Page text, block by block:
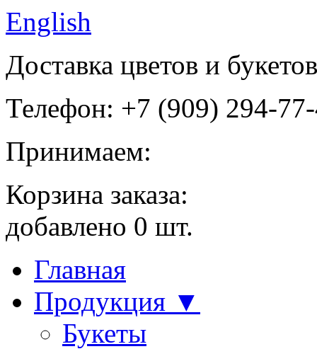
English
Доставка цветов и
Телефон: +7 (909) 294-
Принимаем:
Корзина заказа:
добавлено 0 шт.
Главная
Продукция ▼
Букеты